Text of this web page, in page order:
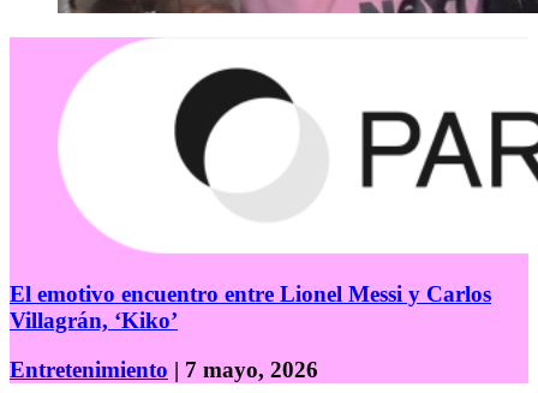
El emotivo encuentro entre Lionel Messi y Carlos
Villagrán, ‘Kiko’
Entretenimiento | 7 mayo, 2026